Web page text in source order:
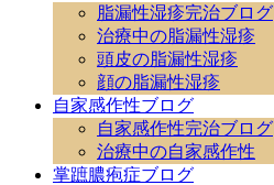
脂漏性湿疹完治ブログ
治療中の脂漏性湿疹
頭皮の脂漏性湿疹
顔の脂漏性湿疹
自家感作性ブログ
自家感作性完治ブログ
治療中の自家感作性
掌蹠膿疱症ブログ